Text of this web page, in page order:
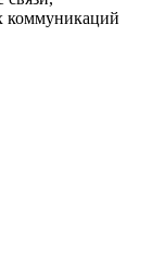
коммуникаций